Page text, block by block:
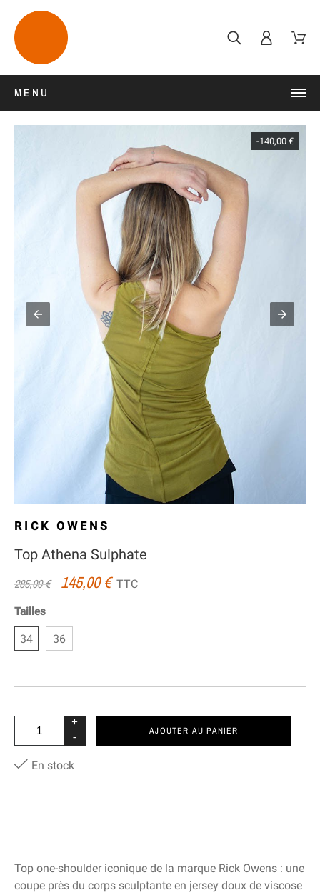
MENU
-140,00 €
RICK OWENS
Top Athena Sulphate
285,00 € 145,00 €TTC
Tailles
34 36
+
-
AJOUTER AU PANIER
En stock
Top one-shoulder iconique de la marque Rick Owens : une
coupe près du corps sculptante en jersey doux de viscose